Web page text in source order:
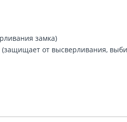
замка)
(защищает от высверливания,